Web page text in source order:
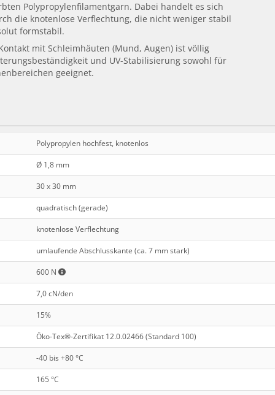
Polypropylenfilamentgarn. Dabei handelt es sich
die knotenlose Verflechtung, die nicht weniger stabil
formstabil.
mit Schleimhäuten (Mund, Augen) ist völlig
und UV-Stabilisierung sowohl für
geeignet.
Polypropylen hochfest, knotenlos
Ø 1,8 mm
30 x 30 mm
quadratisch (gerade)
knotenlose Verflechtung
umlaufende Abschlusskante (ca. 7 mm stark)
600 N
7,0 cN/den
15%
Öko-Tex®-Zertifikat 12.0.02466 (Standard 100)
-40 bis +80 °C
165 °C